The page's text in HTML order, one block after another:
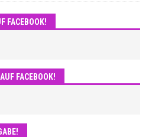
FACEBOOK!
FACEBOOK!